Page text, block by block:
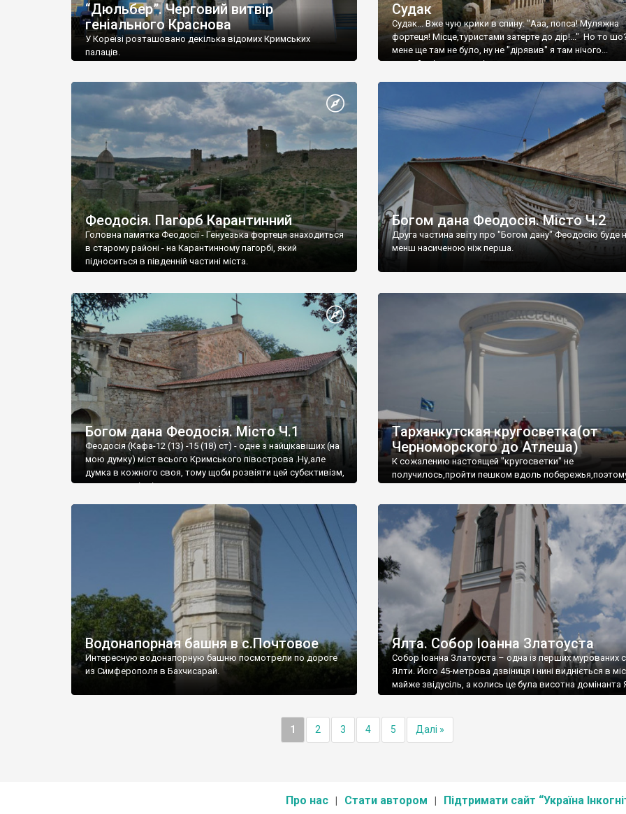
“Дюльбер”. Черговий витвір
геніального Краснова
У Кореїзі розташовано декілька відомих Кримських
палаців.
Судак
Судак... Вже чую крики в спину: "Ааа, попса! Муляжна
фортеця! Місце,туристами затерте до дір!..." Но то
мене ще там не було, ну не "дірявив" я там нічого...
принаймні до цього літа.
Феодосія. Пагорб Карантинний
Головна памятка Феодосії - Генуезька фортеця знаходиться
в старому районі - на Карантинному пагорбі, який
підноситься в південній частині міста.
Богом дана Феодосія. Місто Ч.2
Друга частина звіту про "Богом дану" Феодосію буде
менш насиченою ніж перша.
Богом дана Феодосія. Місто Ч.1
Феодосія (Кафа-12 (13) -15 (18) ст) - одне з найцікавіших (на
мою думку) міст всього Кримського півострова .Ну,але
думка в кожного своя, тому щоби розвіяти цей субєктивізм,
запрошую відвідати це
Тарханкутская кругосветка(от
Черноморского до Атлеша)
К сожалению настоящей "кругосветки" не
получилось,пройти пешком вдоль
Водонапорная башня в с.Почтовое
Интересную водонапорную башню посмотрели по дороге
из Симферополя в Бахчисарай.
Ялта. Собор Іоанна Златоуста
Собор Іоанна Златоуста – одна із перших мурованих
Ялти. Його 45-метрова дзвіниця і нині видніється в
майже звідусіль, а колись це була висотна домінанта
1 2 3 4 5 Далі »
Про нас Стати автором Підтримати сайт “Україна